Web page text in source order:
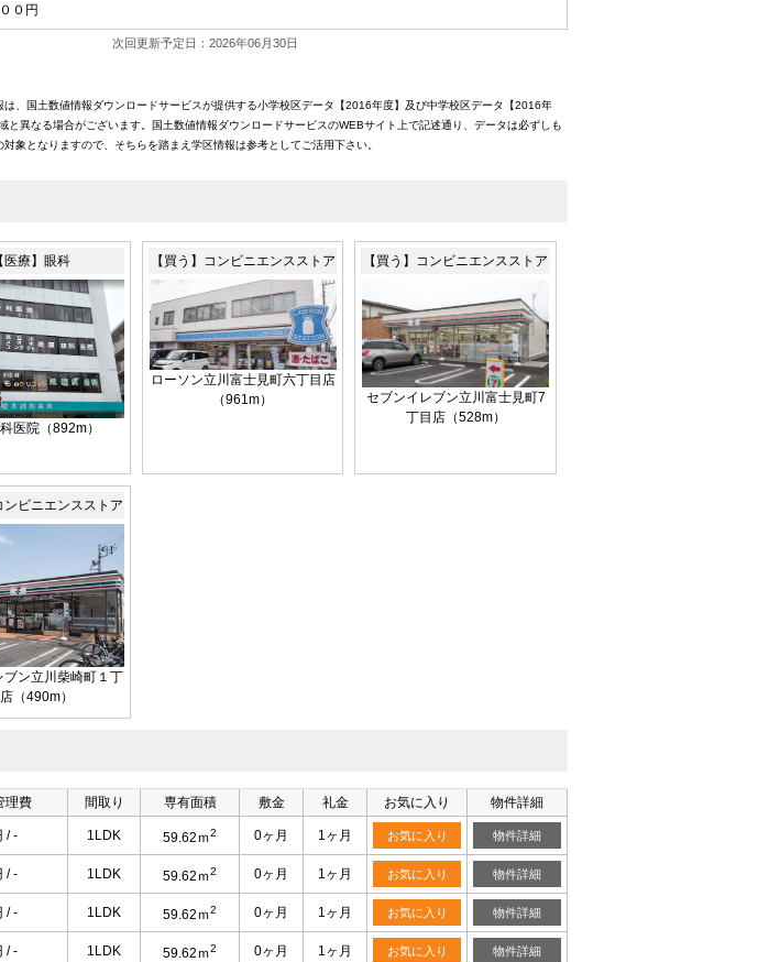
０円
次回更新予定日：2026年06月30日
、国土数値情報ダウンロードサービスが提供する小学校区データ【2016年度】及び中学校区データ【2016年
と異なる場合がございます。国土数値情報ダウンロードサービスのWEBサイト上で記述通り、データは必ずしも
象となりますので、そちらを踏まえ学区情報は参考としてご活用下さい。
医療】眼科
医院（892m）
【買う】コンビニエンスストア
ローソン立川富士見町六丁目店
（961m）
【買う】コンビニエンスストア
セブンイレブン立川富士見町7
丁目店（528m）
ンビニエンスストア
ブン立川柴崎町１丁
（490m）
理費 間取り 専有面積 敷金 礼金 お気に入り 物件詳細
/ - 1LDK 59.62ｍ2 0ヶ月 1ヶ月 お気に入り 物件詳細
/ - 1LDK 59.62ｍ2 0ヶ月 1ヶ月 お気に入り 物件詳細
/ - 1LDK 59.62ｍ2 0ヶ月 1ヶ月 お気に入り 物件詳細
/ - 1LDK 59.62ｍ2 0ヶ月 1ヶ月 お気に入り 物件詳細